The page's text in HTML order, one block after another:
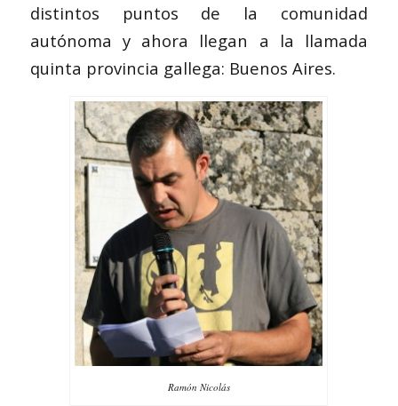
distintos puntos de la comunidad
autónoma y ahora llegan a la llamada
quinta provincia gallega: Buenos Aires.
Ramón Nicolás